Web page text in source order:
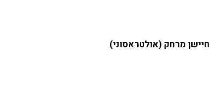
חיישן מרחק (אולטראסוני)